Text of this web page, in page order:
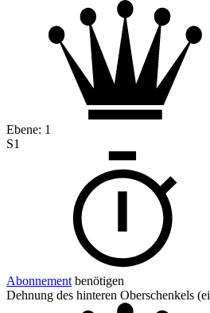
Ebene: 1
S1
Abonnement benötigen
Dehnung des hinteren Oberschenkels